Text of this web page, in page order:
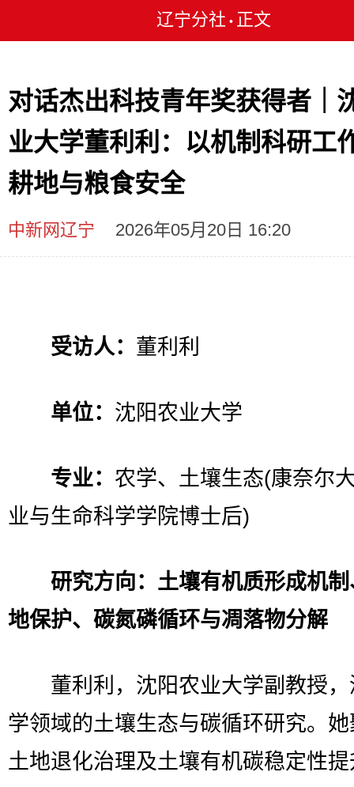
辽宁分社 • 正文
对话杰出科技青年奖获得者｜
业大学董利利：以机制科研工
耕地与粮食安全
中新网辽宁 2026年05月20日 16:20
受访人： 董利利
单位： 沈阳农业大学
专业： 农学、土壤生态(康奈尔
业与生命科学学院博士后)
研究方向：土壤有机质形成机
地保护、碳氮磷循环与凋落物分解
董利利，沈阳农业大学副教授，
学领域的土壤生态与碳循环研究。
土地退化治理及土壤有机碳稳定性